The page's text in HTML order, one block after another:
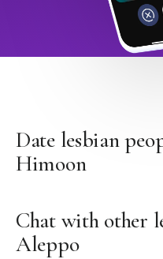
Date lesbian
Himoon
Chat with other
Aleppo